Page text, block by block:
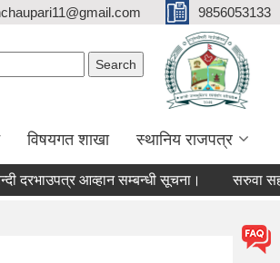
9856053133
विषयगत शाखा स्थानिय राजपत्र
आव्हान सम्बन्धी सूचना। सरुवा